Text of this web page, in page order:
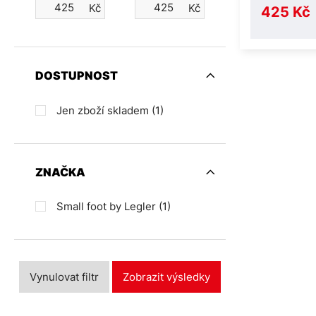
425 Kč
Kč Kč
DOSTUPNOST
Jen zboží skladem (1)
ZNAČKA
Small foot by Legler (1)
Vynulovat filtr Zobrazit výsledky